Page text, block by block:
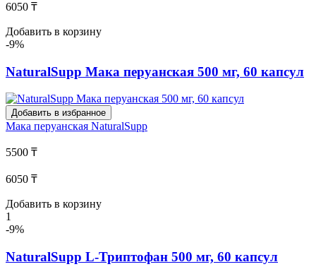
6050 ₸
Добавить в корзину
-9%
NaturalSupp Мака перуанская 500 мг, 60 капсул
Добавить в избранное
Мака перуанская NaturalSupp
5500 ₸
6050 ₸
Добавить в корзину
1
-9%
NaturalSupp L-Триптофан 500 мг, 60 капсул